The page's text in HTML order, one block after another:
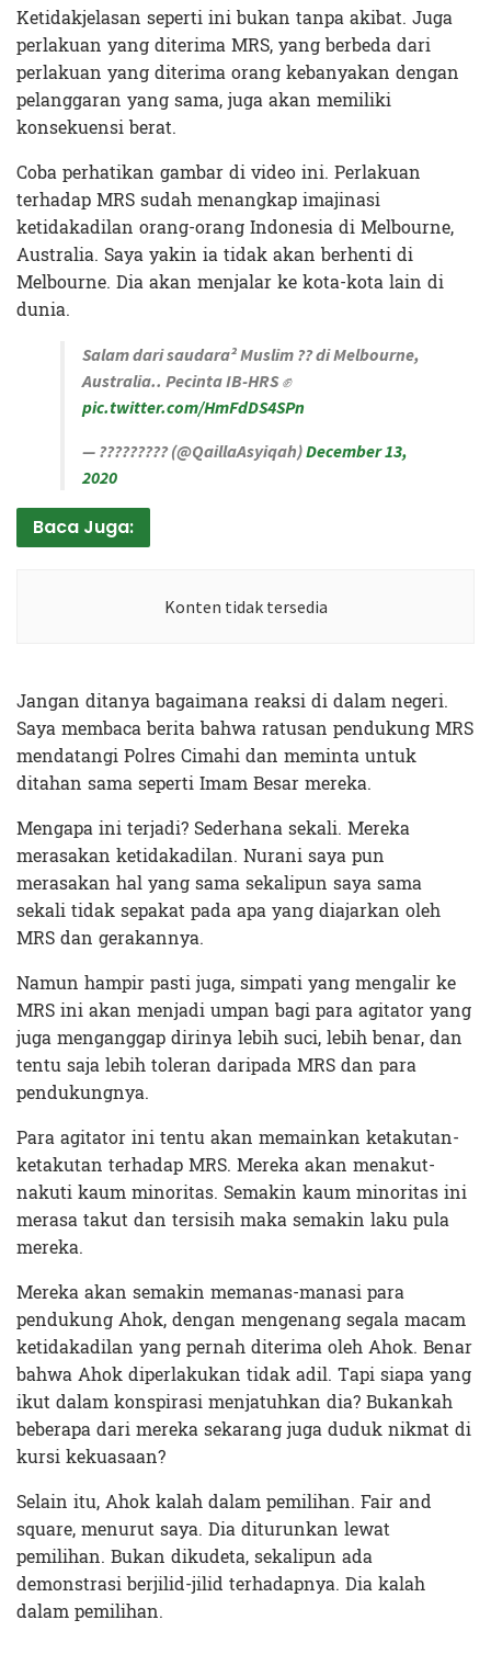
Ketidakjelasan seperti ini bukan tanpa akibat. Juga
perlakuan yang diterima MRS, yang berbeda dari
perlakuan yang diterima orang kebanyakan dengan
pelanggaran yang sama, juga akan memiliki
konsekuensi berat.
Coba perhatikan gambar di video ini. Perlakuan
terhadap MRS sudah menangkap imajinasi
ketidakadilan orang-orang Indonesia di Melbourne,
Australia. Saya yakin ia tidak akan berhenti di
Melbourne. Dia akan menjalar ke kota-kota lain di
dunia.
Salam dari saudara² Muslim ?? di Melbourne,
Australia.. Pecinta IB-HRS ✊
pic.twitter.com/HmFdDS4SPn
— ????????? (@QaillaAsyiqah)December 13,
2020
Baca Juga:
Konten tidak tersedia
Jangan ditanya bagaimana reaksi di dalam negeri.
Saya membaca berita bahwa ratusan pendukung MRS
mendatangi Polres Cimahi dan meminta untuk
ditahan sama seperti Imam Besar mereka.
Mengapa ini terjadi? Sederhana sekali. Mereka
merasakan ketidakadilan. Nurani saya pun
merasakan hal yang sama sekalipun saya sama
sekali tidak sepakat pada apa yang diajarkan oleh
MRS dan gerakannya.
Namun hampir pasti juga, simpati yang mengalir ke
MRS ini akan menjadi umpan bagi para agitator yang
juga menganggap dirinya lebih suci, lebih benar, dan
tentu saja lebih toleran daripada MRS dan para
pendukungnya.
Para agitator ini tentu akan memainkan ketakutan-
ketakutan terhadap MRS. Mereka akan menakut-
nakuti kaum minoritas. Semakin kaum minoritas ini
merasa takut dan tersisih maka semakin laku pula
mereka.
Mereka akan semakin memanas-manasi para
pendukung Ahok, dengan mengenang segala macam
ketidakadilan yang pernah diterima oleh Ahok. Benar
bahwa Ahok diperlakukan tidak adil. Tapi siapa yang
ikut dalam konspirasi menjatuhkan dia? Bukankah
beberapa dari mereka sekarang juga duduk nikmat di
kursi kekuasaan?
Selain itu, Ahok kalah dalam pemilihan. Fair and
square, menurut saya. Dia diturunkan lewat
pemilihan. Bukan dikudeta, sekalipun ada
demonstrasi berjilid-jilid terhadapnya. Dia kalah
dalam pemilihan.